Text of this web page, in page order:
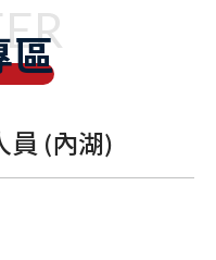
區
員 (內湖)